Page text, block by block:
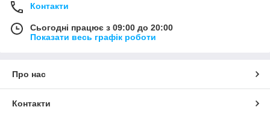
Контакти
Сьогодні працює з 09:00 до 20:00
Показати весь графік роботи
Про нас
Контакти